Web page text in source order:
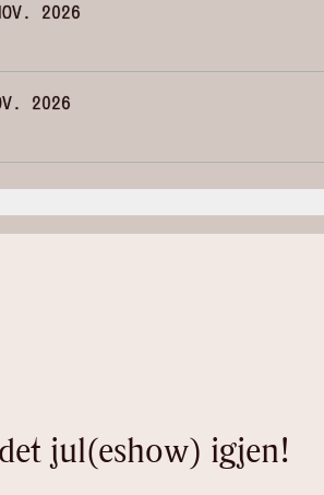
2026
2026
jul(eshow) igjen!